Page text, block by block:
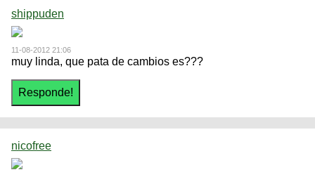
shippuden
11-08-2012 21:06
muy linda, que pata de cambios es???
nicofree